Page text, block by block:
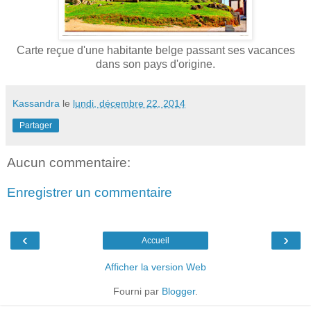
Carte reçue d'une habitante belge passant ses vacances
dans son pays d'origine.
Kassandra le lundi, décembre 22, 2014
Partager
Aucun commentaire:
Enregistrer un commentaire
‹ ›
Accueil
Afficher la version Web
Fourni par Blogger.